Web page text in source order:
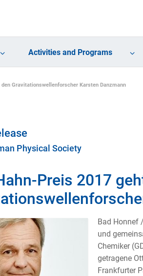
Activities and Programs
Gravitationswellenforscher Karsten Danzmann
Physical Society
Preis 2017
Bad Honnef
und
Chemiker
getragene
Frankfurter